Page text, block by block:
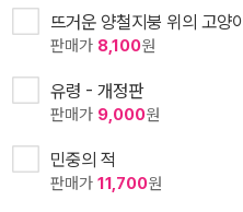
뜨거운 양철지붕 위의 고양이
판매가 8,100원
유령 - 개정판
판매가 9,000원
민중의 적
판매가 11,700원